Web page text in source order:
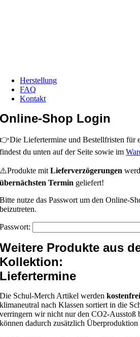
Herstellung
FAQ
Kontakt
Online-Shop Login
👉Die Liefertermine und Bestellfristen für
findest du unten auf der Seite sowie im
⚠️Produkte mitLieferverzögerungen
übernächsten Termin geliefert!
Bitte nutze das Passwort um den Online-
beizutreten.
Passwort:
Weitere Produkte aus
Kollektion:
Liefertermine
Die Schul-Merch Artikel werdenkostenfrei
klimaneutral nach Klassen sortiert in die
verringern wir nicht nur den CO2-Ausstoß
können dadurch zusätzlich Überproduktion